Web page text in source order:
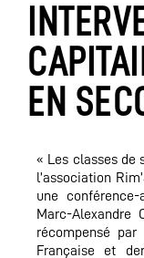
EN
« Les classes de
l’association
une
Marc-Alexandre
récompensé
Française et